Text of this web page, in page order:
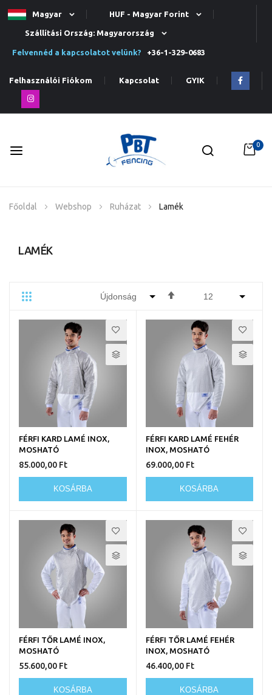
Magyar HUF - Magyar Forint
Szállítási Ország: Magyarország
Felvennéd a kapcsolatot velünk? +36-1-329-0683
Felhasználói Fiókom Kapcsolat GYIK
0
a
Főoldal Webshop Ruházat Lamék
LAMÉK
Rács
Csökkenő
FÉRFI KARD LAMÉ INOX,
MOSHATÓ
85.000,00 Ft
KOSÁRBA
FÉRFI KARD LAMÉ FEHÉR
INOX, MOSHATÓ
69.000,00 Ft
KOSÁRBA
FÉRFI TŐR LAMÉ INOX,
MOSHATÓ
55.600,00 Ft
KOSÁRBA
FÉRFI TŐR LAMÉ FEHÉR
INOX, MOSHATÓ
46.400,00 Ft
KOSÁRBA